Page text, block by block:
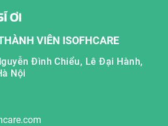
VIÊN ISOFHCARE
Đình Chiểu, Lê Đại Hành,
Nội